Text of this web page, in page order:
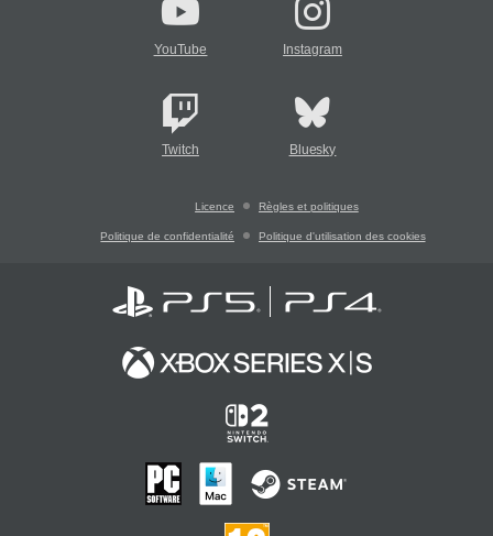
YouTube Instagram
Twitch Bluesky
Licence Règles et politiques
Politique de confidentialité Politique d'utilisation des cookies